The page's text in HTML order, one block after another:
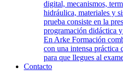
digital, mecanismos,
hidráulica, materiales y
prueba consiste en la
programación didáctica
En Arke Formación
con una intensa práctica
para que llegues al
Contacto